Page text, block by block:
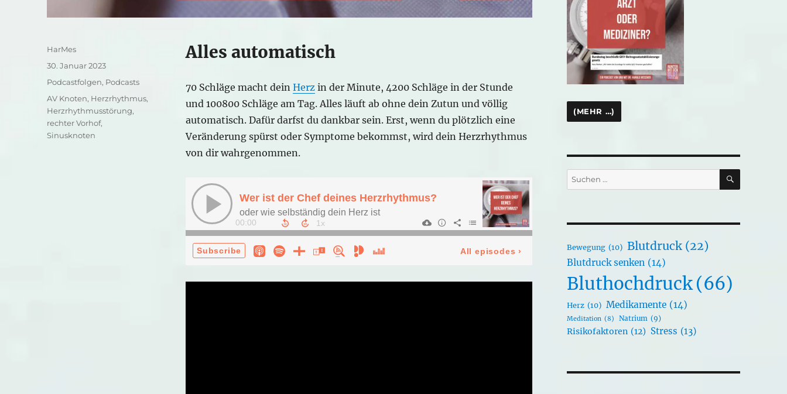
Alles automatisch
70 Schläge macht dein Herzin der Minute, 4200 Schläge in der Stunde
und 100800 Schläge am Tag. Alles läuft ab ohne dein Zutun und völlig
automatisch. Dafür darfst du dankbar sein. Erst, wenn du plötzlich eine
Veränderung spürst oder Symptome bekommst, wird dein Herzrhythmus
von dir wahrgenommen.
Autor
HarMes
Veröffentlicht
30. Januar 2023
Kategorien
Podcastfolgen, Podcasts
Schlagwörter
AV Knoten, Herzrhythmus,
Herzrhythmusstörung,
rechter Vorhof,
Sinusknoten
Suchen
nach:
SUCHEN
Bewegung (10) Blutdruck (22)
Blutdruck senken (14)
Bluthochdruck(66)
Herz (10) Medikamente (14)
Meditation (8) Natrium (9)
Risikofaktoren (12) Stress (13)